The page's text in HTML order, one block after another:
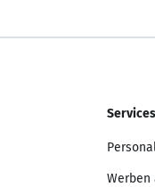
Services
Werben